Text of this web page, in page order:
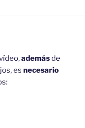
ademásde
es necesario